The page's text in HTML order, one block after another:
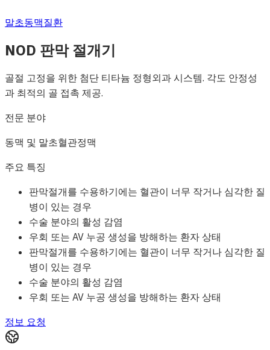
말초동맥질환
NOD 판막 절개기
골절 고정을 위한 첨단 티타늄 정형외과 시스템. 각도 안정성
과 최적의 골 접촉 제공.
전문 분야
동맥 및 말초혈관정맥
주요 특징
판막절개를 수용하기에는 혈관이 너무 작거나 심각한 질
병이 있는 경우
수술 분야의 활성 감염
우회 또는 AV 누공 생성을 방해하는 환자 상태
판막절개를 수용하기에는 혈관이 너무 작거나 심각한 질
병이 있는 경우
수술 분야의 활성 감염
우회 또는 AV 누공 생성을 방해하는 환자 상태
정보 요청